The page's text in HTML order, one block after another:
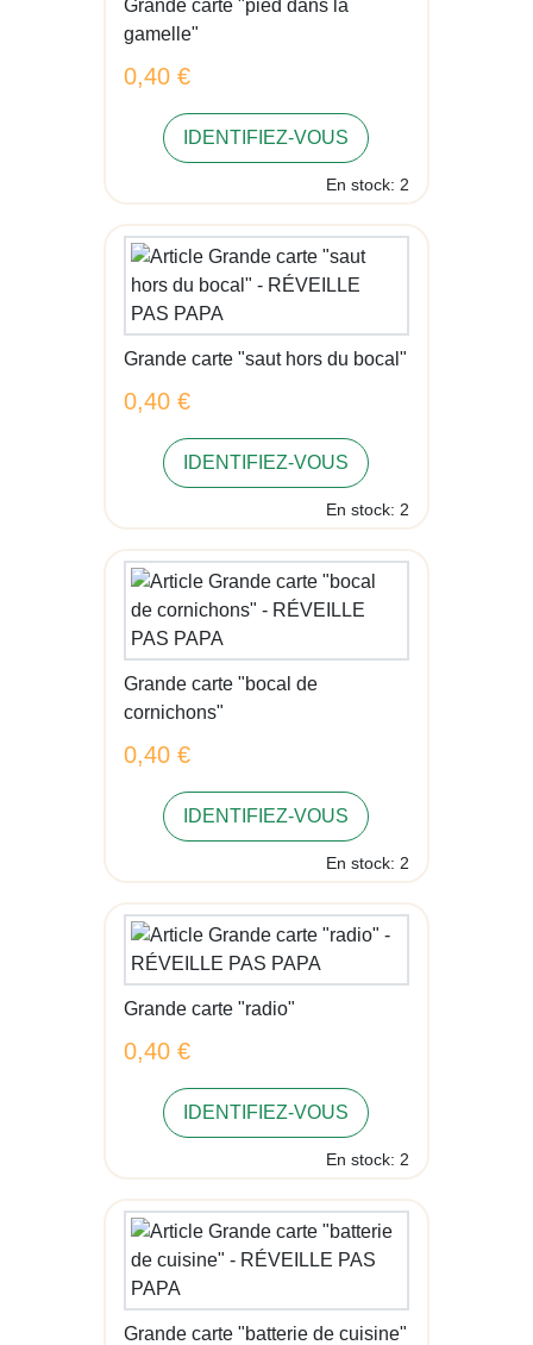
Grande carte "pied dans la
gamelle"
0,40 €
IDENTIFIEZ-VOUS
En stock: 2
Grande carte "saut hors du bocal"
0,40 €
IDENTIFIEZ-VOUS
En stock: 2
Grande carte "bocal de
cornichons"
0,40 €
IDENTIFIEZ-VOUS
En stock: 2
Grande carte "radio"
0,40 €
IDENTIFIEZ-VOUS
En stock: 2
Grande carte "batterie de cuisine"